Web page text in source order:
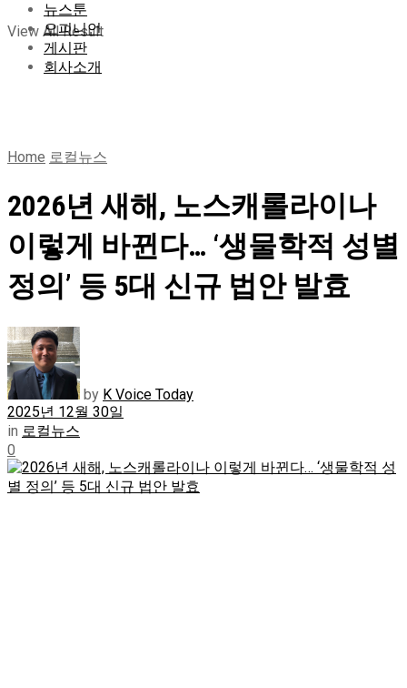
View All Result
뉴스툰
오피니언
게시판
회사소개
Home 로컬뉴스
2026년 새해, 노스캐롤라이나
이렇게 바뀐다… ‘생물학적 성별
정의’ 등 5대 신규 법안 발효
by K Voice Today
2025년 12월 30일
in 로컬뉴스
0